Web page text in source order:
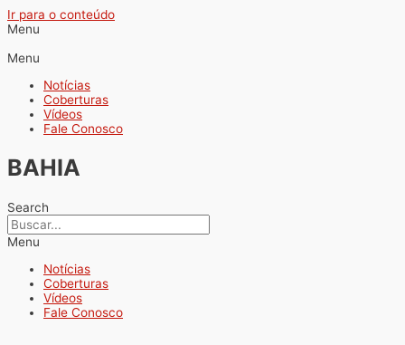
Ir para o conteúdo
Menu
Menu
Notícias
Coberturas
Vídeos
Fale Conosco
BAHIA
Search
Menu
Notícias
Coberturas
Vídeos
Fale Conosco